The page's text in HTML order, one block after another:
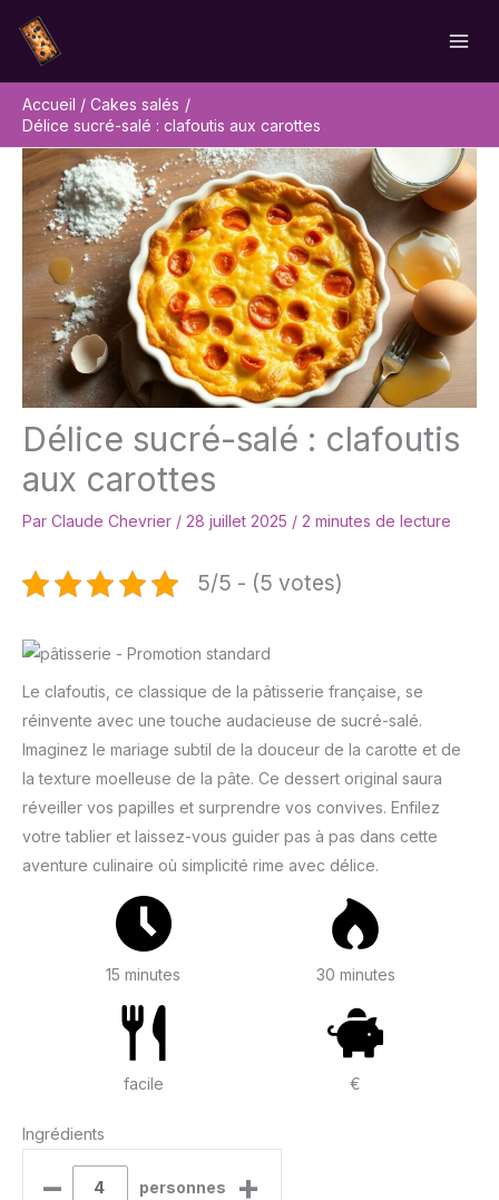
contenu
Accueil
Cakes salés
Délice sucré-salé : clafoutis aux carottes
Délice sucré-salé : clafoutis
aux carottes
Par Claude Chevrier / 28 juillet 2025 / 2 minutes de lecture
5/5 - (5 votes)
Le clafoutis, ce classique de la pâtisserie française, se
réinvente avec une touche audacieuse de sucré-salé.
Imaginez le mariage subtil de la douceur de la carotte et de
la texture moelleuse de la pâte. Ce dessert original saura
réveiller vos papilles et surprendre vos convives. Enfilez
votre tablier et laissez-vous guider pas à pas dans cette
aventure culinaire où simplicité rime avec délice.
15 minutes 30 minutes
facile €
Ingrédients
– personnes +
Rechercher